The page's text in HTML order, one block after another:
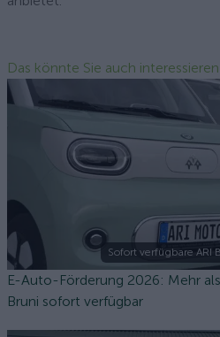
Das könnte Sie auch interessieren
Sofort verfügbare ARI
E-Auto-Förderung 2026: Mehr
Bruni sofort verfügbar